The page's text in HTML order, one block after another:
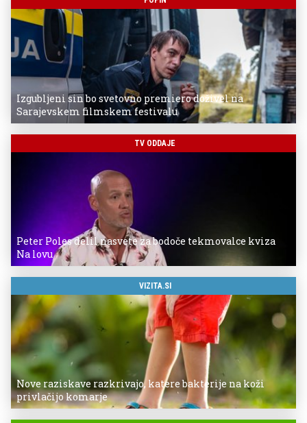
Izgubljeni sin bo svetovno premiero doživel na
Sarajevskem filmskem festivalu
TV ODDAJE
Peter Poles delil nasvete za bodoče tekmovalce kviza
Na lovu
VIZITA.SI
Nove raziskave razkrivajo, katere bakterije na koži
privlačijo komarje